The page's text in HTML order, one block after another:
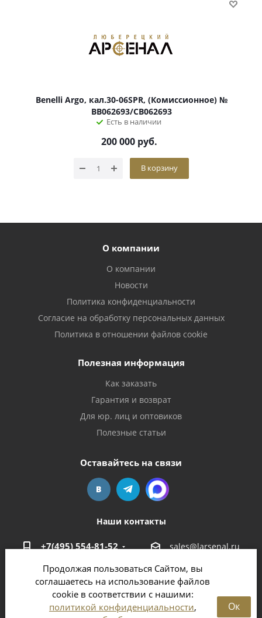
Продолжая пользоваться Сайтом, вы
соглашаетесь на использование файлов
cookie в соответствии с нашими:
политикой конфиденциальности,
Ок
Benelli Argo, кал.30-06SPR, (Комиссионное) №
BB062693/CB062693
Есть в наличии
200 000 руб.
В корзину
О компании
О компании
Новости
Политика конфиденциальности
Согласие на обработку персональных данных
Политика в отношении файлов cookie
Полезная информация
Как заказать
Гарантия и возврат
Для юр. лиц и оптовиков
Полезные статьи
Оставайтесь на связи
Наши контакты
+7(495) 554-81-52 sales@larsenal.ru
Московская область,
г. Люберцы,
ул. Хлебозаводская, 8 Б